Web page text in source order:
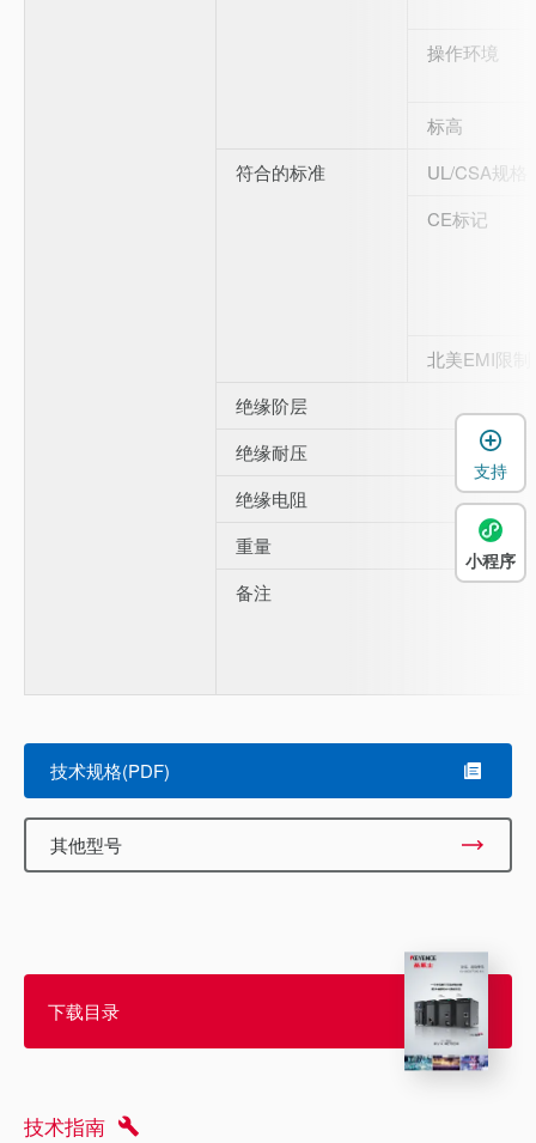
操作环境
标高
符合的标准
UL/CSA规格
CE标记
北美EMI限制
绝缘阶层
绝缘耐压
绝缘电阻
重量
备注
技术规格(PDF)
其他型号
下载目录
技术指南
支持
小程序